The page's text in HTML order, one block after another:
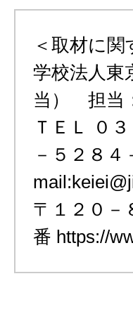
＜取材に
学校法人
当） 担当
ＴＥＬ ０
－５２８
〒１２０
番 https://